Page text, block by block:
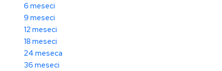
6 meseci
9 meseci
12 meseci
18 meseci
24 meseca
36 meseci